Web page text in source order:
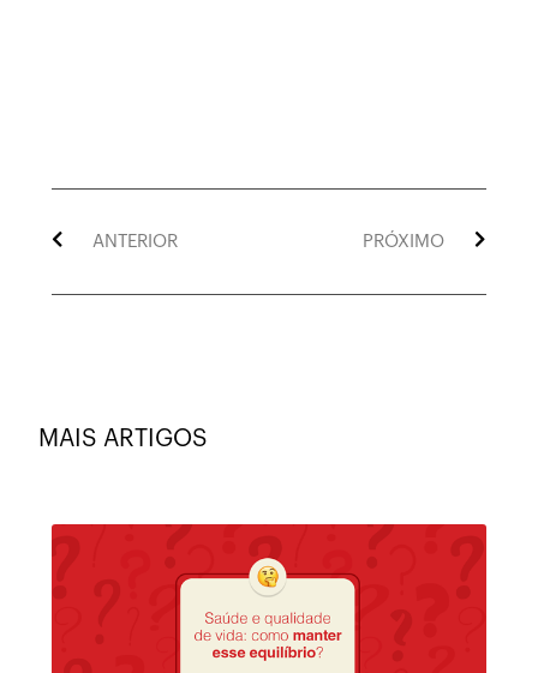
ANTERIOR PRÓXIMO
MAIS ARTIGOS